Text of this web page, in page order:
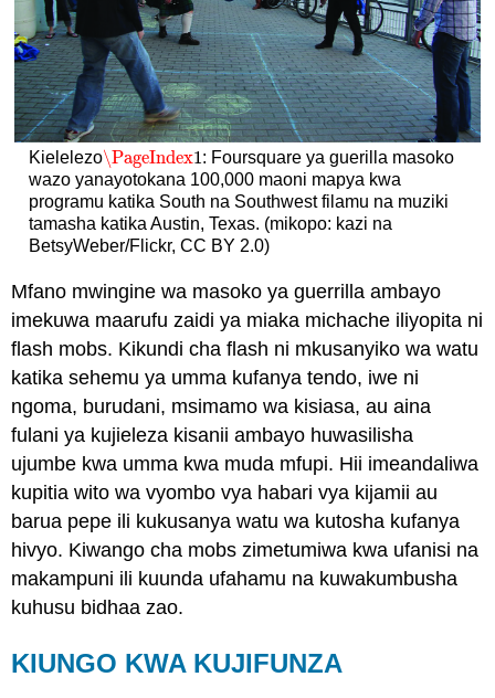
Kielelezo\PageIndex1
\PageIndex1: Foursquare ya guerilla masoko
wazo yanayotokana 100,000 maoni mapya kwa
programu katika South na Southwest filamu na muziki
tamasha katika Austin, Texas. (mikopo: kazi na
BetsyWeber/Flickr, CC BY 2.0)
Mfano mwingine wa masoko ya guerrilla ambayo
imekuwa maarufu zaidi ya miaka michache iliyopita ni
flash mobs. Kikundi cha flash ni mkusanyiko wa watu
katika sehemu ya umma kufanya tendo, iwe ni
ngoma, burudani, msimamo wa kisiasa, au aina
fulani ya kujieleza kisanii ambayo huwasilisha
ujumbe kwa umma kwa muda mfupi. Hii imeandaliwa
kupitia wito wa vyombo vya habari vya kijamii au
barua pepe ili kukusanya watu wa kutosha kufanya
hivyo. Kiwango cha mobs zimetumiwa kwa ufanisi na
makampuni ili kuunda ufahamu na kuwakumbusha
kuhusu bidhaa zao.
KIUNGO KWA KUJIFUNZA